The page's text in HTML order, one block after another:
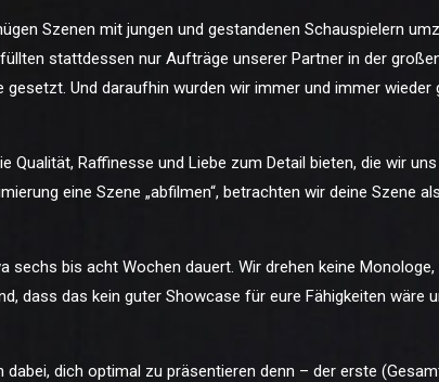
Szenen mit jungen und gestandenen Schauspielern
stattdessen nur Aufträge unserer Partner in der
Und daraufhin wurden wir immer und immer
Raffinesse und Liebe zum Detail bieten, die wir
eine Szene „abfilmen“, betrachten wir deine Szene
bis acht Wochen dauert. Wir drehen keine
dass das kein guter Showcase für eure Fähigkeiten wäre
dich optimal zu präsentieren denn – der erste